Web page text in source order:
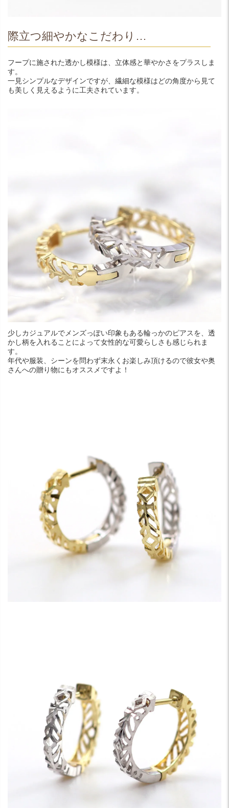
際立つ細やかなこだわり…
フープに施された透かし模様は、立体感と華やかさをプラスしま
す。
一見シンプルなデザインですが、繊細な模様はどの角度から見て
も美しく見えるように工夫されています。
少しカジュアルでメンズっぽい印象もある輪っかのピアスを、透
かし柄を入れることによって女性的な可愛らしさも感じられま
す。
年代や服装、シーンを問わず末永くお楽しみ頂けるので彼女や奥
さんへの贈り物にもオススメですよ！